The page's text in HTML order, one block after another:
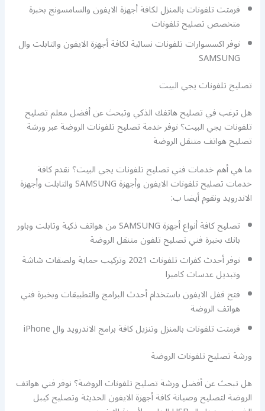
فرمتت تلفونات بالمنزل لكافة أجهزة الايفون والسامسونج بخبرة
متخصص تصليح تلفونات
نوفر اكسسوارات تلفونات نسائية لكافة أجهزة الايفون والتابلت وال
SAMSUNG
تصليح تلفونات يجي البيت
هل ترغب في تصليح هاتفك الذكي وتبحث عن أفضل معلم تصليح
تلفونات يجي البيت؟ نوفر خدمة تصليح تلفونات الروضة عبر ورشة
تصليح هواتف متنقل الروضة
ما هي أهم خدمات فني تصليح تلفونات يجي البيت؟ نقدم كافة
خدمات تصليح تلفونات الايفون وأجهزة SAMSUNG والتابلت وأجهزة
الاندرويد ونقوم أيضا ب:
تصليح كافة أنواع أجهزة SAMSUNG من هواتف ذكية وتابلت وباور
بانك بخبرة فني تصليح تلفون متنقل الروضة
نوفر أحدث كفرات تلفونات 2021 وتركيب حماية ولصقات شاشة
وتبديل عدسات كاميرا
فتح قفل الايفون باستخدام أحدث البرامج والتطبيقات وبخبرة فني
هواتف الروضة
فرمتت تلفونات بالمنزل وتنزيل كافة برامج الاندرويد وال iPhone
ورشة تصليح تلفونات الروضة
هل تبحث عن أفضل ورشة تصليح تلفونات الروضة؟ نوفر فني هواتف
الروضة لتصليح وصيانة كافة أجهزة الايفون الحديثة وتصليح كيبل